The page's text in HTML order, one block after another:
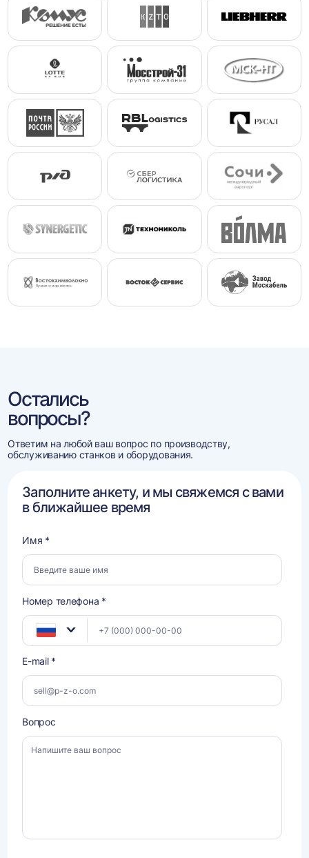
Остались
вопросы?
Ответим на любой ваш вопрос по производству,
обслуживанию станков и оборудования.
Заполните анкету, и мы свяжемся с вами
в ближайшее время
Имя *
Номер телефона *
E-mail *
Вопрос